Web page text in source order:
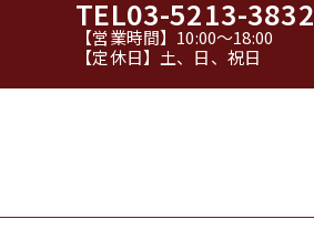
TEL03-5213-3832
【営業時間】10:00～18:00
【定休日】土、日、祝日